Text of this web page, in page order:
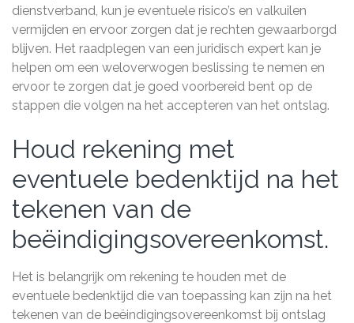
dienstverband, kun je eventuele risico’s en valkuilen
vermijden en ervoor zorgen dat je rechten gewaarborgd
blijven. Het raadplegen van een juridisch expert kan je
helpen om een weloverwogen beslissing te nemen en
ervoor te zorgen dat je goed voorbereid bent op de
stappen die volgen na het accepteren van het ontslag.
Houd rekening met
eventuele bedenktijd na het
tekenen van de
beëindigingsovereenkomst.
Het is belangrijk om rekening te houden met de
eventuele bedenktijd die van toepassing kan zijn na het
tekenen van de beëindigingsovereenkomst bij ontslag